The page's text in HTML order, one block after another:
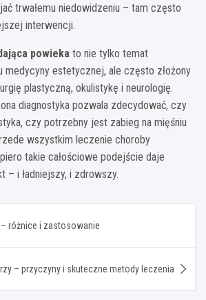
trwałemu niedowidzeniu – tam często
interwencji.
powieka to nie tylko temat
medycyny estetycznej, ale często złożony
plastyczną, okulistykę i neurologię.
diagnostyka pozwala zdecydować, czy
czy potrzebny jest zabieg na mięśniu
wszystkim leczenie choroby
takie całościowe podejście daje
– i ładniejszy, i zdrowszy.
różnice i zastosowanie
– przyczyny i skuteczne metody leczenia